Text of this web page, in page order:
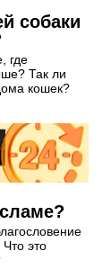
собаки
где
Так ли
кошек?
это